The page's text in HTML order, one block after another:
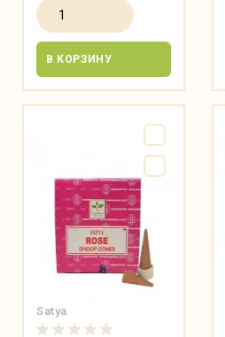
В КОРЗИНУ
Satya